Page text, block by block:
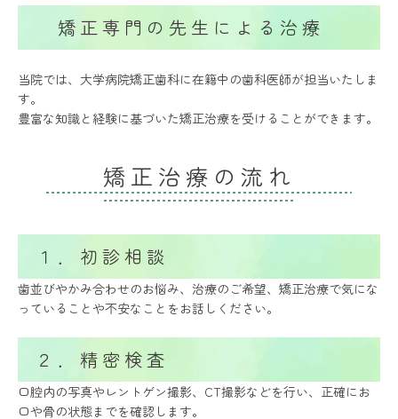
矯正専門の先生による治療
当院では、大学病院矯正歯科に在籍中の歯科医師が担当いたしま
す。
豊富な知識と経験に基づいた矯正治療を受けることができます。
矯正治療の流れ
１．初診相談
歯並びやかみ合わせのお悩み、治療のご希望、矯正治療で気にな
っていることや不安なことをお話しください。
２．精密検査
口腔内の写真やレントゲン撮影、CT撮影などを行い、正確にお
口や骨の状態までを確認します。